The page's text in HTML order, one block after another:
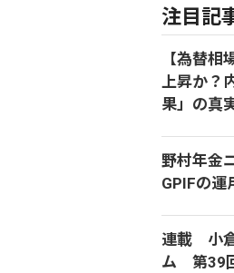
注目記
【為替
上昇か？
果」の真
野村年金
GPIFの運
連載 小
ム 第39